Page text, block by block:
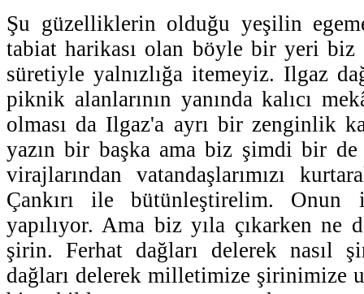
Şu güzelliklerin olduğu yeşilin
tabiat harikası olan böyle bir yeri biz
süretiyle yalnızlığa itemeyiz. Ilgaz
piknik alanlarının yanında kalıcı
olması da Ilgaz'a ayrı bir zenginlik
yazın bir başka ama biz şimdi bir
virajlarından vatandaşlarımızı
Çankırı ile bütünleştirelim.
yapılıyor. Ama biz yıla çıkarken ne
şirin. Ferhat dağları delerek nasıl
dağları delerek milletimize şirinimize